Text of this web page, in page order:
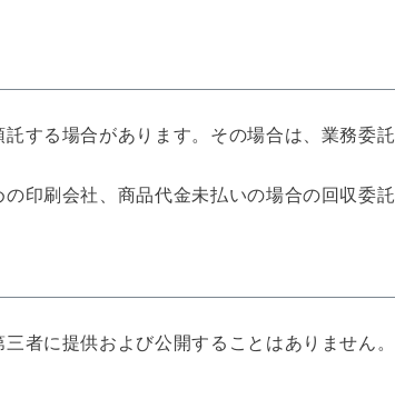
する場合があります。その場合は、業務委
印刷会社、商品代金未払いの場合の回収委託
者に提供および公開することはありません。